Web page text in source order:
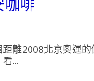
咖啡
離2008北京奧運
...